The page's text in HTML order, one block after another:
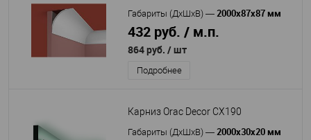
Габариты (ДхШхВ) — 2000x87x87 мм
432 руб. / м.п.
864 руб. / шт
Подробнее
Карниз Orac Decor CX190
Габариты (ДхШхВ) — 2000x30x20 мм